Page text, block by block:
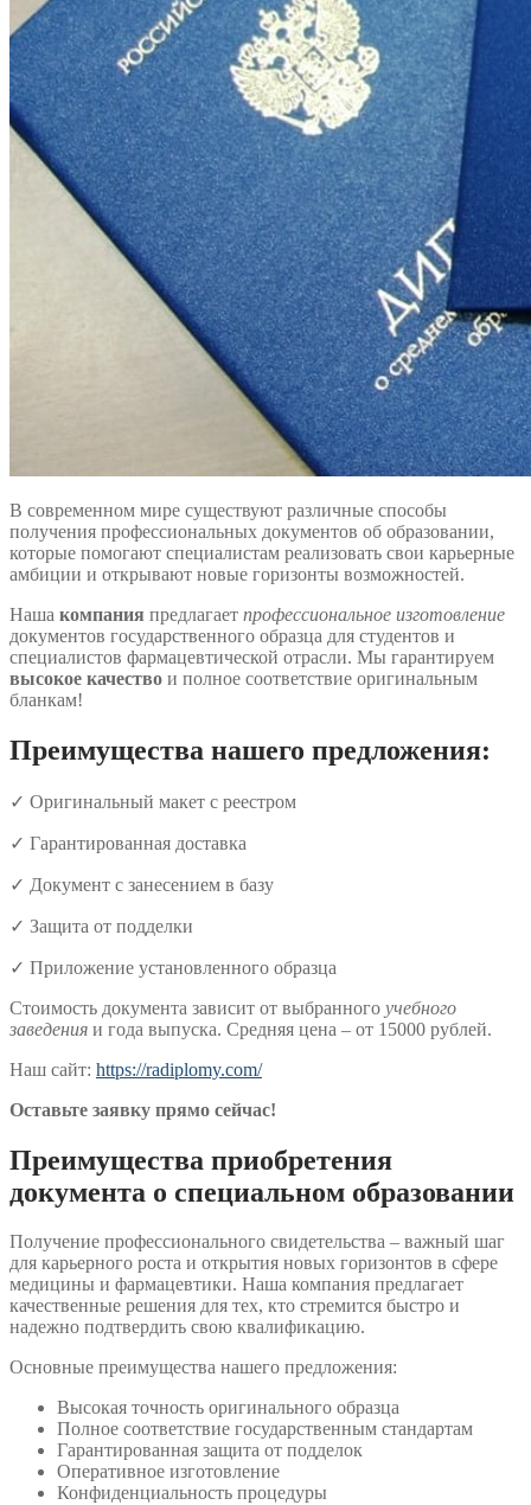
В современном мире существуют различные способы
получения профессиональных документов об образовании,
которые помогают специалистам реализовать свои карьерные
амбиции и открывают новые горизонты возможностей.
Наша компания предлагает профессиональное изготовление
документов государственного образца для студентов и
специалистов фармацевтической отрасли. Мы гарантируем
высокое качество и полное соответствие оригинальным
бланкам!
Преимущества нашего предложения:
✓ Оригинальный макет с реестром
✓ Гарантированная доставка
✓ Документ с занесением в базу
✓ Защита от подделки
✓ Приложение установленного образца
Стоимость документа зависит от выбранного учебного
заведения и года выпуска. Средняя цена – от 15000 рублей.
Наш сайт: https://radiplomy.com/
Оставьте заявку прямо сейчас!
Преимущества приобретения
документа о специальном образовании
Получение профессионального свидетельства – важный шаг
для карьерного роста и открытия новых горизонтов в сфере
медицины и фармацевтики. Наша компания предлагает
качественные решения для тех, кто стремится быстро и
надежно подтвердить свою квалификацию.
Основные преимущества нашего предложения:
Высокая точность оригинального образца
Полное соответствие государственным стандартам
Гарантированная защита от подделок
Оперативное изготовление
Конфиденциальность процедуры